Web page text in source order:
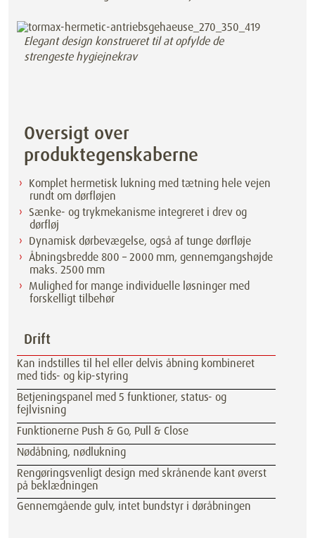
Elegant design konstrueret til at opfylde de
strengeste hygiejnekrav
Oversigt over
produktegenskaberne
Komplet hermetisk lukning med tætning hele vejen
rundt om dørfløjen
Sænke- og trykmekanisme integreret i drev og
dørfløj
Dynamisk dørbevægelse, også af tunge dørfløje
Åbningsbredde 800 – 2000 mm, gennemgangshøjde
maks. 2500 mm
Mulighed for mange individuelle løsninger med
forskelligt tilbehør
Drift
Kan indstilles til hel eller delvis åbning kombineret
med tids- og kip-styring
Betjeningspanel med 5 funktioner, status- og
fejlvisning
Funktionerne Push & Go, Pull & Close
Nødåbning, nødlukning
Rengøringsvenligt design med skrånende kant øverst
på beklædningen
Gennemgående gulv, intet bundstyr i døråbningen